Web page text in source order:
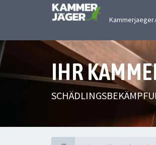
IHR